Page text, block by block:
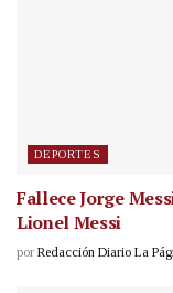
DEPORTES
Fallece Jorge
Lionel Messi
por Redacción Diario La